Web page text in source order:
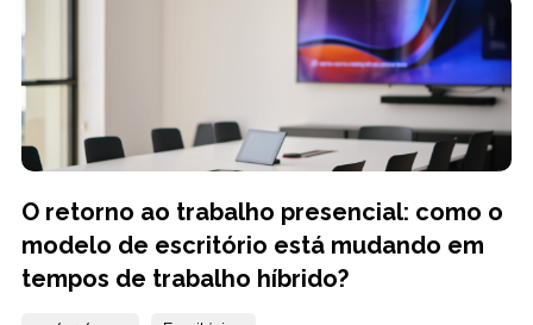
O retorno ao trabalho presencial: como o
modelo de escritório está mudando em
tempos de trabalho híbrido?